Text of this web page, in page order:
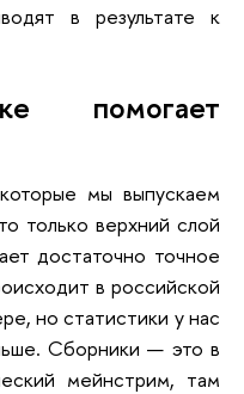
в результате к
помогает
мы выпускаем
только верхний слой
достаточно точное
в российской
но статистики у нас
Сборники — это в
мейнстрим, там